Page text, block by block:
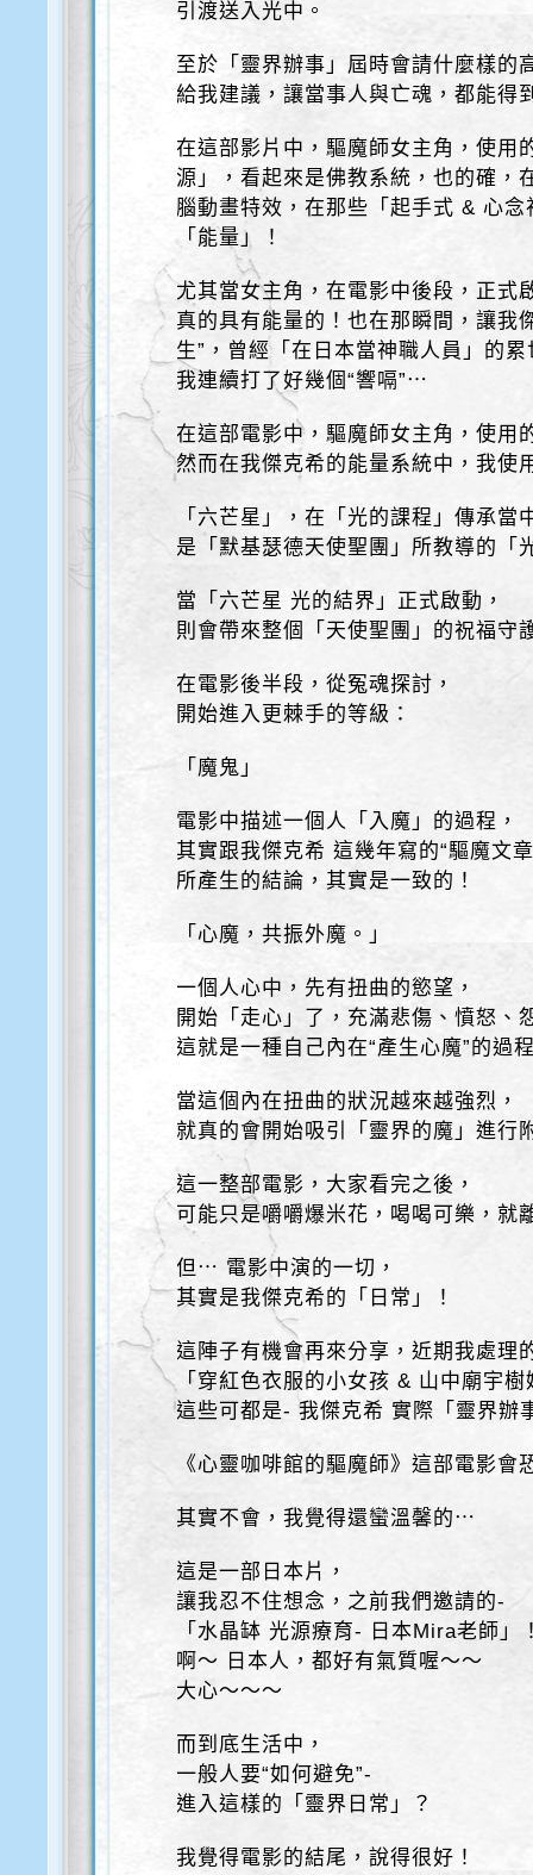
引渡送入光中。
至於「靈界辦事」屆時會請什麼樣的
給我建議，讓當事人與亡魂，都能得
在這部影片中，驅魔師女主角，使用
源」，看起來是佛教系統，也的確，
腦動畫特效，在那些「起手式 & 心
「能量」！
尤其當女主角，在電影中後段，正式
真的具有能量的！也在那瞬間，讓我
生”，曾經「在日本當神職人員」的
我連續打了好幾個“響嗝”⋯
在這部電影中，驅魔師女主角，使用
然而在我傑克希的能量系統中，我使
「六芒星」，在「光的課程」傳承當
是「默基瑟德天使聖團」所教導的「
當「六芒星 光的結界」正式啟動，
則會帶來整個「天使聖團」的祝福守
在電影後半段，從冤魂探討，
開始進入更棘手的等級：
「魔鬼」
電影中描述一個人「入魔」的過程，
其實跟我傑克希 這幾年寫的“驅魔文
所產生的結論，其實是一致的！
「心魔，共振外魔。」
一個人心中，先有扭曲的慾望，
開始「走心」了，充滿悲傷、憤怒、
這就是一種自己內在“產生心魔”的過
當這個內在扭曲的狀況越來越強烈，
就真的會開始吸引「靈界的魔」進行
這一整部電影，大家看完之後，
可能只是嚼嚼爆米花，喝喝可樂，就
但⋯ 電影中演的一切，
其實是我傑克希的「日常」！
這陣子有機會再來分享，近期我處理
「穿紅色衣服的小女孩 & 山中廟宇
這些可都是- 我傑克希 實際「靈界辦
《心靈咖啡館的驅魔師》這部電影會
其實不會，我覺得還蠻溫馨的⋯
這是一部日本片，
讓我忍不住想念，之前我們邀請的-
「水晶缽 光源療育- 日本Mira老師」
啊～ 日本人，都好有氣質喔～～
大心～～～
而到底生活中，
一般人要“如何避免”-
進入這樣的「靈界日常」？
我覺得電影的結尾，說得很好！